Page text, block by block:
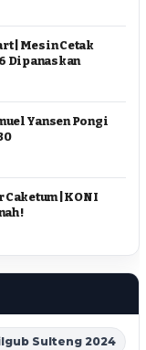
| Mesin Cetak
Dipanaskan
Yansen Pongi
Caketum | KONI
!
Sulteng 2024